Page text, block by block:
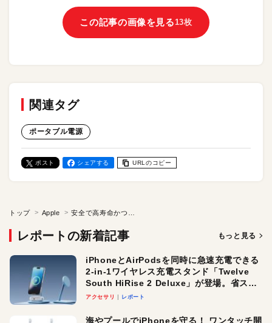
この記事の画像を見る 13枚
関連タグ
ポータブル電源
ポスト シェアする URLのコピー
トップ Apple
レポートの新着記事 もっと見る
iPhoneとAirPodsを同時に急速充電できる
2-in-1ワイヤレス充電スタンド「Twelve
South HiRise 2 Deluxe」が登場。省スペ
ースでおしゃれに充電したい人にオスス
アクセサリ レポート
海やプールでiPhoneを守る！ ワンタッチ開